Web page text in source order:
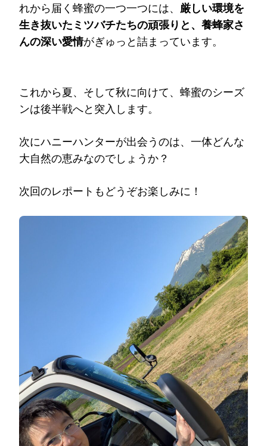
れから届く蜂蜜の一つ一つには、 厳しい環境を
生き抜いたミツバチたちの頑張りと、養蜂家さ
んの深い愛情がぎゅっと詰まっています。
これから夏、そして秋に向けて、蜂蜜のシーズ
ンは後半戦へと突入します。
次にハニーハンターが出会うのは、一体どんな
大自然の恵みなのでしょうか？
次回のレポートもどうぞお楽しみに！